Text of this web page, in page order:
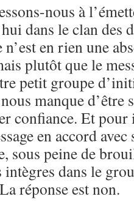
nous à
dans le clan des
en rien une
plutôt que le
petit groupe
manque
confiance. Et
en accord avec
sous peine de
dans le
réponse est non.